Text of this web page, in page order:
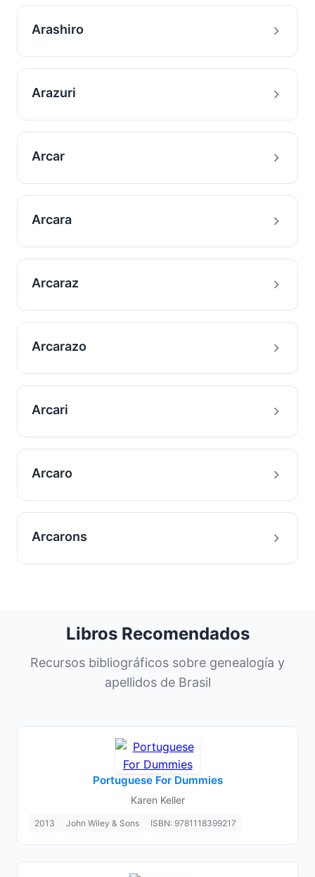
Arashiro
Arazuri
Arcar
Arcara
Arcaraz
Arcarazo
Arcari
Arcaro
Arcarons
Libros Recomendados
Recursos bibliográficos sobre genealogía y
apellidos de Brasil
Portuguese For Dummies
Karen Keller
2013 John Wiley & Sons ISBN: 9781118399217